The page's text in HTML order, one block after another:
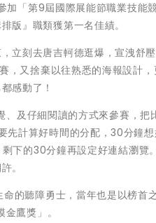
加「第9屆國際展能節職業技能
版』職類獲第一名佳績。
立刻去唐吉軻德逛爆，宣洩舒
，又捨棄以往熟悉的海報設計
感動了！
及仔細閱讀的方式來參賽，把
先計算好時間的分配，30分鐘
下的30分鐘再設定好連結瀏覽
。
的聽障勇士，當年也是以榜首
鷹獎」。